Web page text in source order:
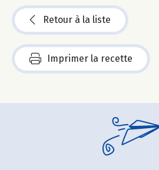
Retour à la liste
Imprimer la recette